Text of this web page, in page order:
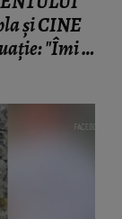
și CINE
"Îmi e